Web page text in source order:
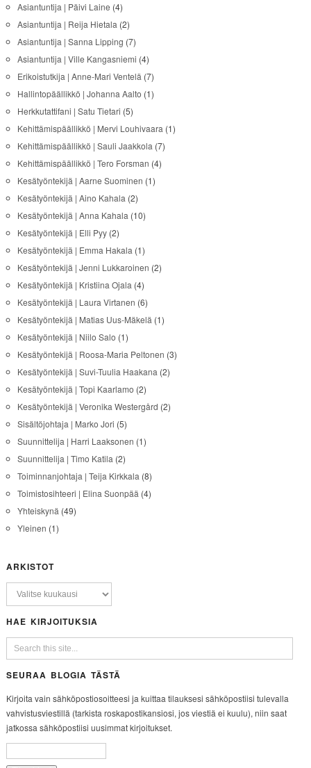
Asiantuntija | Päivi Laine (4)
Asiantuntija | Reija Hietala (2)
Asiantuntija | Sanna Lipping (7)
Asiantuntija | Ville Kangasniemi (4)
Erikoistutkija | Anne-Mari Ventelä (7)
Hallintopäällikkö | Johanna Aalto (1)
Herkkutattifani | Satu Tietari (5)
Kehittämispäällikkö | Mervi Louhivaara (1)
Kehittämispäällikkö | Sauli Jaakkola (7)
Kehittämispäällikkö | Tero Forsman (4)
Kesätyöntekijä | Aarne Suominen (1)
Kesätyöntekijä | Aino Kahala (2)
Kesätyöntekijä | Anna Kahala (10)
Kesätyöntekijä | Elli Pyy(2)
Kesätyöntekijä | Emma Hakala (1)
Kesätyöntekijä | Jenni Lukkaroinen (2)
Kesätyöntekijä | Kristiina Ojala (4)
Kesätyöntekijä | Laura Virtanen (6)
Kesätyöntekijä | Matias Uus-Mäkelä (1)
Kesätyöntekijä | Niilo Salo (1)
Kesätyöntekijä | Roosa-Maria Peltonen (3)
Kesätyöntekijä | Suvi-Tuulia Haakana (2)
Kesätyöntekijä | Topi Kaarlamo (2)
Kesätyöntekijä | Veronika Westergård (2)
Sisältöjohtaja | Marko Jori (5)
Suunnittelija | Harri Laaksonen (1)
Suunnittelija | Timo Katila (2)
Toiminnanjohtaja | Teija Kirkkala (8)
Toimistosihteeri | Elina Suonpää (4)
Yhteiskynä (49)
Yleinen (1)
ARKISTOT
HAE KIRJOITUKSIA
SEURAA BLOGIA TÄSTÄ
Kirjoita vain sähköpostiosoitteesi ja kuittaa tilauksesi sähköpostiisi tulevalla
vahvistusviestillä (tarkista roskapostikansiosi, jos viestiä ei kuulu), niin saat
jatkossa sähköpostiisi uusimmat kirjoitukset.